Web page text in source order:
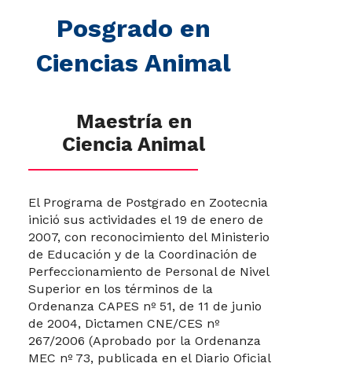
Posgrado en
Ciencias Animal
Maestría en
Ciencia Animal
El Programa de Postgrado en Zootecnia
inició sus actividades el 19 de enero de
2007, con reconocimiento del Ministerio
de Educación y de la Coordinación de
Perfeccionamiento de Personal de Nivel
Superior en los términos de la
Ordenanza CAPES nº 51, de 11 de junio
de 2004, Dictamen CNE/CES nº
267/2006 (Aprobado por la Ordenanza
MEC nº 73, publicada en el Diario Oficial